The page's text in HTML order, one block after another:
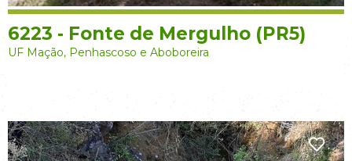
6223 - Fonte de Mergulho (PR5)
UF Mação, Penhascoso e Aboboreira